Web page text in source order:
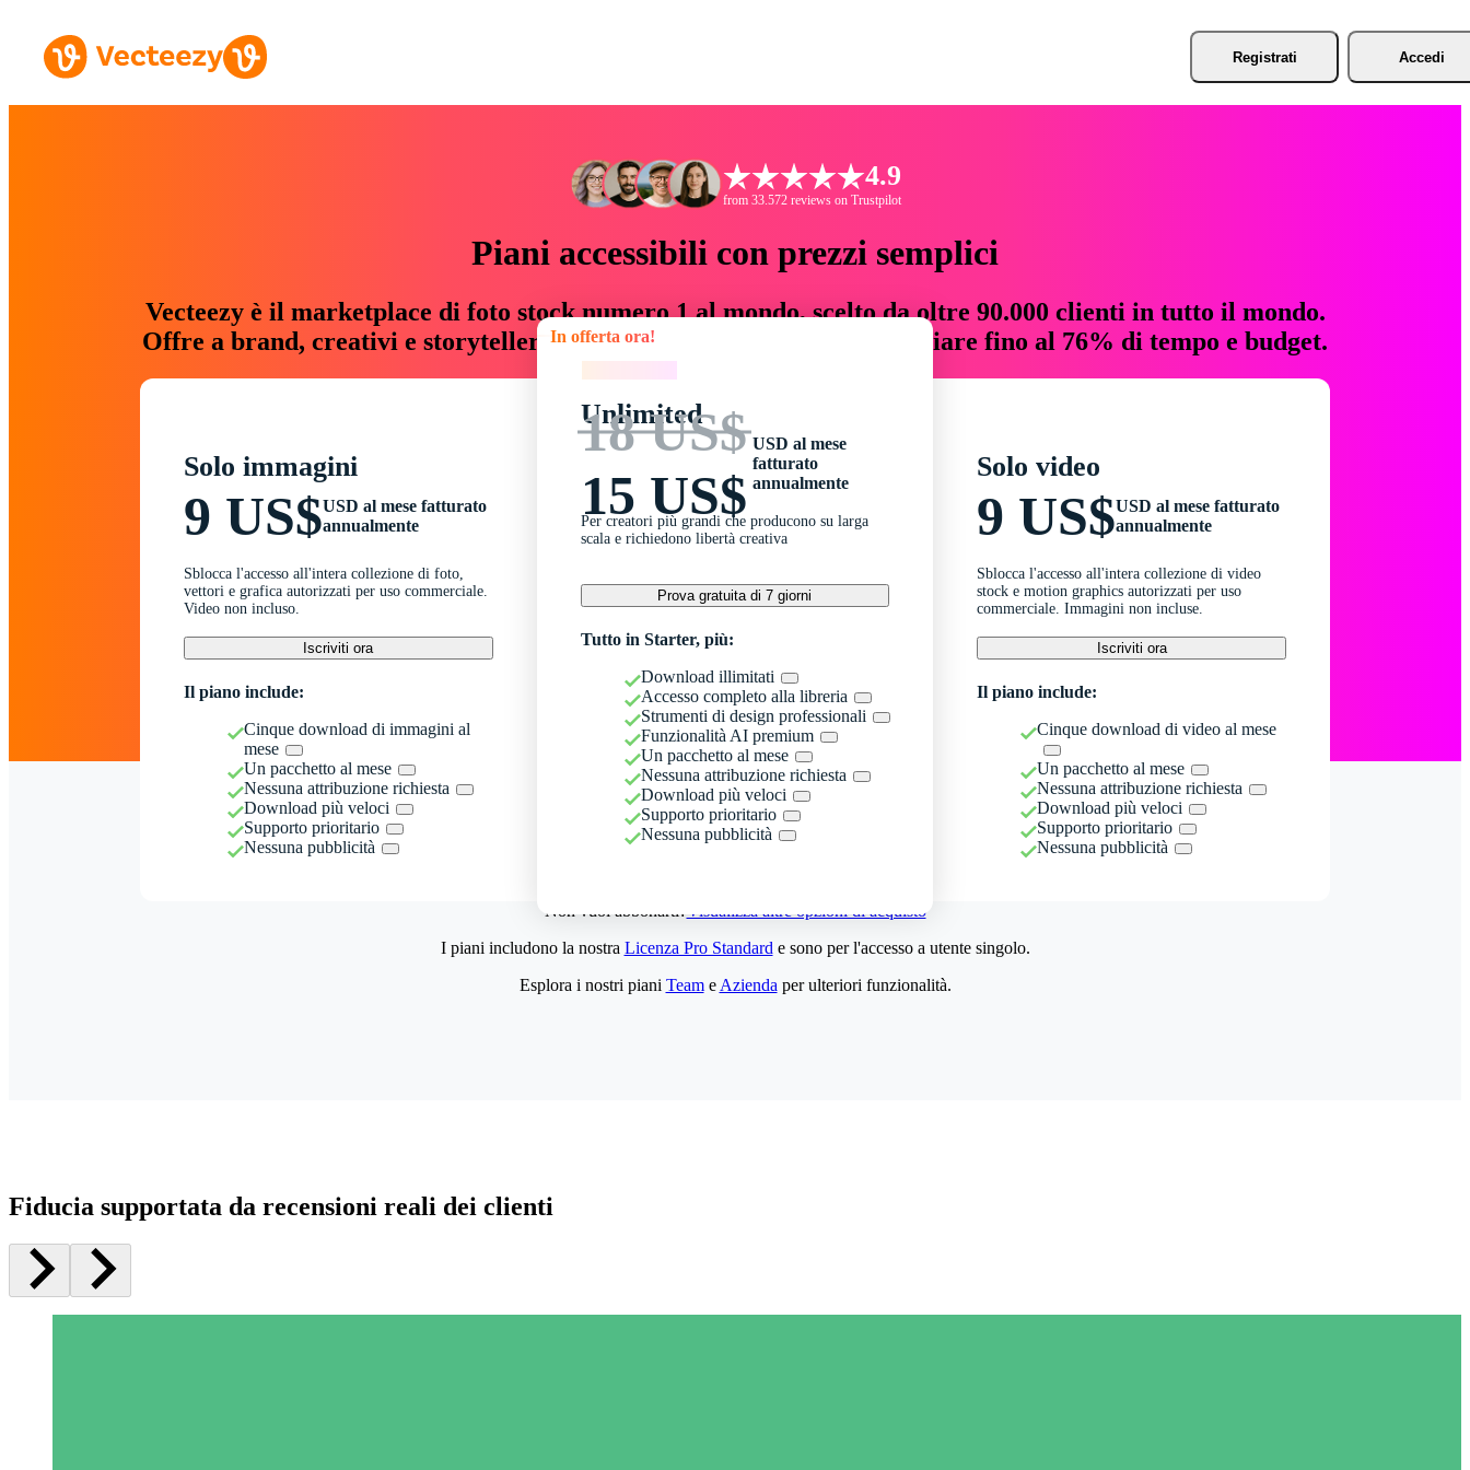
Registrati Accedi
4.9
from 33.572 reviews on Trustpilot
Piani accessibili con prezzi semplici
Vecteezy è il marketplace di foto stock numero 1 al mondo, scelto da oltre 90.000 clienti in tutto il mondo.
Offre a brand, creativi e storyteller risorse creative che fanno risparmiare fino al 76% di tempo e budget.
Solo immagini
9 US$USD al mese fatturato
annualmente
Sblocca l'accesso all'intera collezione di foto,
vettori e grafica autorizzati per uso commerciale.
Video non incluso.
Iscriviti ora
Il piano include:
Cinque download di immagini al
mese
Un pacchetto al mese
Nessuna attribuzione richiesta
Download più veloci
Supporto prioritario
Nessuna pubblicità
In offerta ora!
Unlimited
18 US$
15 US$
USD al mese
fatturato
annualmente
Per creatori più grandi che producono su larga
scala e richiedono libertà creativa
Prova gratuita di 7 giorni
Tutto in Starter, più:
Download illimitati
Accesso completo alla libreria
Strumenti di design professionali
Funzionalità AI premium
Un pacchetto al mese
Nessuna attribuzione richiesta
Download più veloci
Supporto prioritario
Nessuna pubblicità
Solo video
9 US$USD al mese fatturato
annualmente
Sblocca l'accesso all'intera collezione di video
stock e motion graphics autorizzati per uso
commerciale. Immagini non incluse.
Iscriviti ora
Il piano include:
Cinque download di video al mese
Un pacchetto al mese
Nessuna attribuzione richiesta
Download più veloci
Supporto prioritario
Nessuna pubblicità
Non vuoi abbonarti?Visualizza altre opzioni di acquisto
I piani includono la nostra Licenza Pro Standard e sono per l'accesso a utente singolo.
Esplora i nostri piani Teame Azienda per ulteriori funzionalità.
Fiducia supportata da recensioni reali dei clienti